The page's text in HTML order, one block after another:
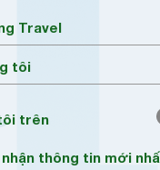
Travel
tôi
trên
thông tin mới